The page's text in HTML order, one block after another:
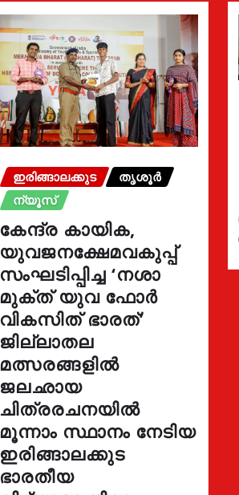
ഇരിങ്ങാലക്കുട
തൃശൂർ
ന്യൂസ്
കേന്ദ്ര കായിക,
യുവജനക്ഷേമവകുപ്പ്
സംഘടിപ്പിച്ച ‘നശാ
മുക്ത് യുവ ഫോർ
വികസിത് ഭാരത്’
ജില്ലാതല
മത്സരങ്ങളിൽ
ജലഛായ
ചിത്രരചനയിൽ
മൂന്നാം സ്ഥാനം നേടിയ
ഇരിങ്ങാലക്കുട
ഭാരതീയ